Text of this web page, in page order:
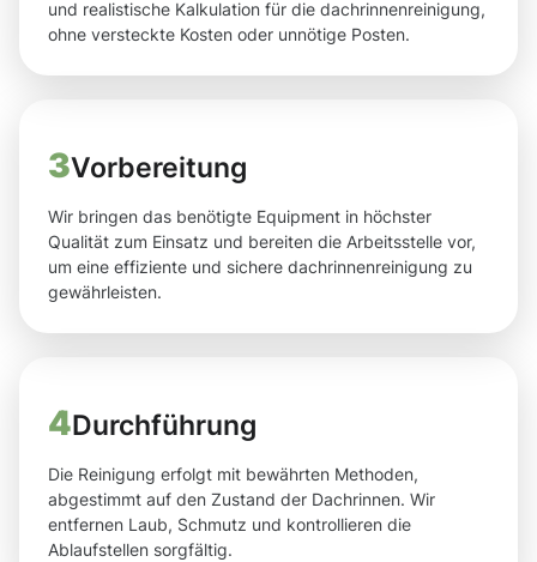
und realistische Kalkulation für die dachrinnenreinigung,
ohne versteckte Kosten oder unnötige Posten.
3Vorbereitung
Wir bringen das benötigte Equipment in höchster
Qualität zum Einsatz und bereiten die Arbeitsstelle vor,
um eine effiziente und sichere dachrinnenreinigung zu
gewährleisten.
4Durchführung
Die Reinigung erfolgt mit bewährten Methoden,
abgestimmt auf den Zustand der Dachrinnen. Wir
entfernen Laub, Schmutz und kontrollieren die
Ablaufstellen sorgfältig.